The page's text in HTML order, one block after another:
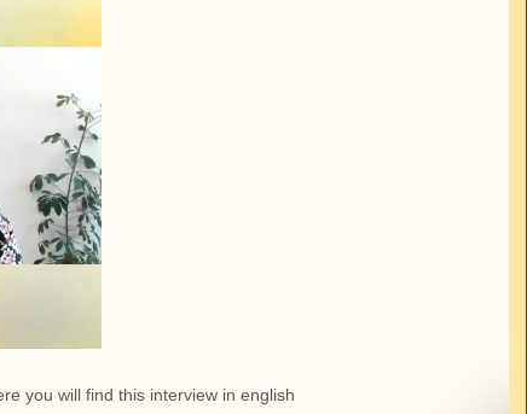
you will find this interview in english